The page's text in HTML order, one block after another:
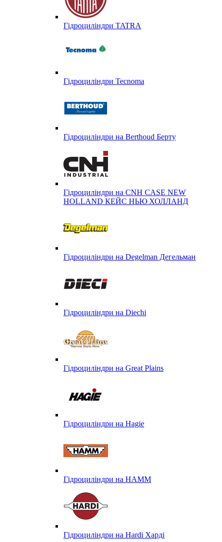
Гідроциліндри TATRA
Гідроциліндри Tecnoma
Гідроциліндри на Berthoud Берту
Гідроциліндри на CNH CASE NEW
HOLLAND КЕЙС НЬЮ ХОЛЛАНД
Гідроциліндри на Degelman Дегельман
Гідроциліндри на Diechi
Гідроциліндри на Great Plains
Гідроциліндри на Hagie
Гідроциліндри на HAMM
Гідроциліндри на Hardi Харді